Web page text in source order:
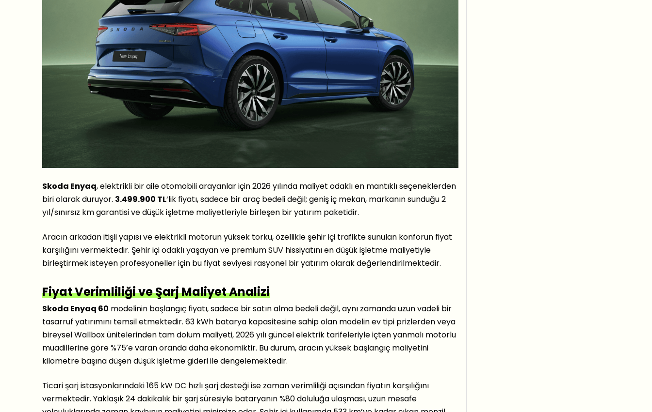
Skoda Enyaq, elektrikli bir aile otomobili arayanlar için 2026 yılında maliyet odaklı en mantıklı seçeneklerden
biri olarak duruyor. 3.499.900 TL‘lik fiyatı, sadece bir araç bedeli değil; geniş iç mekan, markanın sunduğu 2
yıl/sınırsız km garantisi ve düşük işletme maliyetleriyle birleşen bir yatırım paketidir.
Aracın arkadan itişli yapısı ve elektrikli motorun yüksek torku, özellikle şehir içi trafikte sunulan konforun fiyat
karşılığını vermektedir. Şehir içi odaklı yaşayan ve premium SUV hissiyatını en düşük işletme maliyetiyle
birleştirmek isteyen profesyoneller için bu fiyat seviyesi rasyonel bir yatırım olarak değerlendirilmektedir.
Fiyat Verimliliği ve Şarj Maliyet Analizi
Skoda Enyaq 60 modelinin başlangıç fiyatı, sadece bir satın alma bedeli değil, aynı zamanda uzun vadeli bir
tasarruf yatırımını temsil etmektedir. 63 kWh batarya kapasitesine sahip olan modelin ev tipi prizlerden veya
bireysel Wallbox ünitelerinden tam dolum maliyeti, 2026 yılı güncel elektrik tarifeleriyle içten yanmalı motorlu
muadillerine göre %75’e varan oranda daha ekonomiktir. Bu durum, aracın yüksek başlangıç maliyetini
kilometre başına düşen düşük işletme gideri ile dengelemektedir.
Ticari şarj istasyonlarındaki 165 kW DC hızlı şarj desteği ise zaman verimliliği açısından fiyatın karşılığını
vermektedir. Yaklaşık 24 dakikalık bir şarj süresiyle bataryanın %80 doluluğa ulaşması, uzun mesafe